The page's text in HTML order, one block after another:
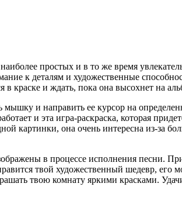
наиболее простых и в то же время
к деталям и художественные
в краске и ждать, пока она высохнет на
мышку и направить ее курсор на
и эта игра-раскраска, которая
картинки, она очень интересна из-за
в процессе исполнения песни.
твой художественный шедевр, его
твою комнату яркими красками.